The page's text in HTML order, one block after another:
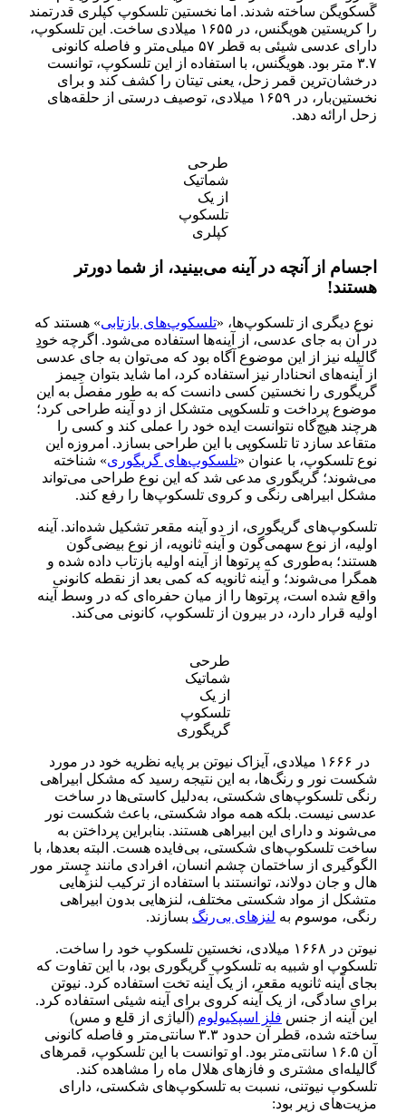
گَسکویگن ساخته شدند. اما نخستین تلسکوپ کپلری قدرتمند
را کریستین هویگنس، در ۱۶۵۵ میلادی ساخت. این تلسکوپ،
دارای عدسی شیئی‌ به قطر ۵۷ میلی‌متر و فاصله کانونی
۳.۷ متر بود. هویگنس، با استفاده از این تلسکوپ، توانست
درخشان‌ترین قمر زحل، یعنی تیتان را کشف کند و برای
نخستین‌بار، در ۱۶۵۹ میلادی، توصیف درستی از حلقه‌های
زحل ارائه دهد.
طرحی
شماتیک
از یک
تلسکوپ
کپلری
اجسام از آنچه در آینه می‌بینید، از شما دورتر
هستند!
نوع دیگری از تلسکوپ‌ها، «تلسکوپ‌های بازتابی‌» هستند که
در آن به‌ جای عدسی، از آینه‌ها استفاده ‌می‌شود. اگرچه خودِِ
گالیله نیز از این موضوع آگاه بود که می‌توان به جای عدسی
از آینه‌های انحنادار نیز استفاده کرد، اما شاید بتوان جِیمز
گریگوری را نخستین کسی دانست که به طور مفصل به این
موضوع پرداخت و تلسکوپی متشکل از دو آینه طراحی کرد؛
هرچند هیچ‌گاه نتوانست ایده خود را عملی کند و کسی را
متقاعد سازد تا تلسکوپی با این طراحی بسازد. امروزه این
نوع تلسکوپ، با عنوان «تلسکوپ‌های گریگوری» شناخته
می‌شوند؛ گریگوری مدعی شد که این نوع طراحی می‌تواند
مشکل ابیراهی رنگی و کروی تلسکوپ‌ها را رفع کند.
تلسکوپ‌های گریگوری، از دو آینه مقعر تشکیل شده‌اند. آینه
اولیه، از نوع سهمی‌‌گون و آینه ثانویه، از نوع بیضی‌‌گون
هستند؛ به‌طوری که پرتوها از آینه اولیه بازتاب داده شده و
همگرا می‌شوند؛ و آینه ثانویه که کمی بعد از نقطه کانونی
واقع شده است، پرتوها را از میان حفره‌ای که در وسط آینه
اولیه قرار دارد، در بیرون از تلسکوپ، کانونی می‌کند.
طرحی
شماتیک
از یک
تلسکوپ
گریگوری
در ۱۶۶۶ میلادی، آيزاک نیوتن بر پایه نظریه خود در مورد
شکست نور و رنگ‌ها، به این نتیجه رسید که مشکل ابیراهی
رنگی تلسکوپ‌های شکستی، به‌دلیل کاستی‌ها در ساخت
عدسی نیست. بلکه همه مواد شکستی، باعث شکست نور
می‌شوند و دارای این ابیراهی هستند. بنابراین پرداختن به
ساخت تلسکوپ‌های شکستی، بی‌فایده هست. البته بعدها، با
الگوگیری از ساختمان چشم انسان، افرادی مانند چِستر مور
هال و جان دولاند، توانستند با استفاده از ترکیب لنزهایی
متشکل از مواد شکستی مختلف، لنزهایی بدون ابیراهی
رنگی، موسوم به لنزهای بی‌رنگ بسازند.
نیوتن در ۱۶۶۸ میلادی، نخستین تلسکوپ خود را ساخت.
تلسکوپ او شبیه به تلسکوپ گریگوری بود، با این تفاوت که
بجای آینه ثانویه مقعر، از یک آینه تخت استفاده کرد. نیوتن
برای سادگی، از یک آینه کروی برای آینه شیئی استفاده کرد.
این آینه از جنس فلز اسپکیولوم (آلیاژی از قلع و مس)
ساخته شده، قطر آن حدود ۳.۳ سانتی‌متر و فاصله کانونی
آن ۱۶.۵ سانتی‌متر بود. او توانست با این تلسکوپ، قمرهای
گالیله‌ای مشتری و فازهای هلال ماه را مشاهده کند.
تلسکوپ نیوتنی، نسبت به تلسکوپ‌های شکستی، دارای
مزیت‌های زیر بود: